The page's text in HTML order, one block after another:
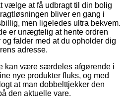
vælge at få udbragt til din bolig
bliver en gang i
men ligeledes ultra bekvem.
er unægtelig at hente ordren
falder med at du opholder dig
adresse.
kan være særdeles afgørende i
nye produkter fluks, og med
at man dobbelttjekker den
den aktuelle vare.